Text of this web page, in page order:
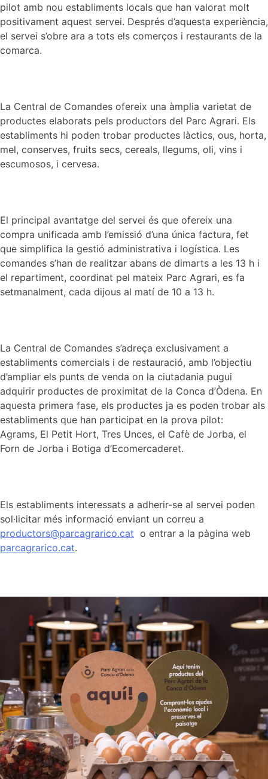
pilot amb nou establiments locals que han valorat molt
positivament aquest servei. Després d’aquesta experiència,
el servei s’obre ara a tots els comerços i restaurants de la
comarca.
La Central de Comandes ofereix una àmplia varietat de
productes elaborats pels productors del Parc Agrari. Els
establiments hi poden trobar productes làctics, ous, horta,
mel, conserves, fruits secs, cereals, llegums, oli, vins i
escumosos, i cervesa.
El principal avantatge del servei és que ofereix una
compra unificada amb l’emissió d’una única factura, fet
que simplifica la gestió administrativa i logística. Les
comandes s’han de realitzar abans de dimarts a les 13 h i
el repartiment, coordinat pel mateix Parc Agrari, es fa
setmanalment, cada dijous al matí de 10 a 13 h.
La Central de Comandes s’adreça exclusivament a
establiments comercials i de restauració, amb l’objectiu
d’ampliar els punts de venda on la ciutadania pugui
adquirir productes de proximitat de la Conca d’Òdena. En
aquesta primera fase, els productes ja es poden trobar als
establiments que han participat en la prova pilot:
Agrams, El Petit Hort, Tres Unces, el Cafè de Jorba, el
Forn de Jorba i Botiga d’Ecomercaderet.
Els establiments interessats a adherir-se al servei poden
sol·licitar més informació enviant un correu a
productors@parcagrarico.cat o entrar a la pàgina web
parcagrarico.cat.